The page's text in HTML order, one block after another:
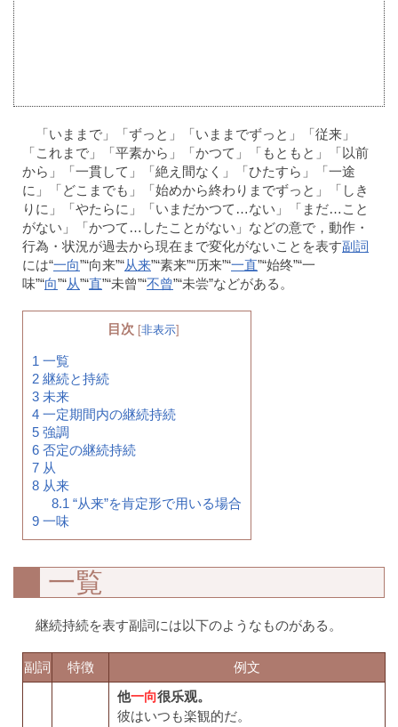
「いままで」「ずっと」「いままでずっと」「従来」
「これまで」「平素から」「かつて」「もともと」「以前
から」「一貫して」「絶え間なく」「ひたすら」「一途
に」「どこまでも」「始めから終わりまでずっと」「しき
りに」「やたらに」「いまだかつて…ない」「まだ…こと
がない」「かつて…したことがない」などの意で，動作・
行為・状況が過去から現在まで変化がないことを表す副詞
には“一向”“向来”“从来”“素来”“历来”“一直”“始终”“一
味”“向”“从”“直”“未曾”“不曾”“未尝”などがある。
目次 [非表示]
1 一覧
2 継続と持続
3 未来
4 一定期間内の継続持続
5 強調
6 否定の継続持続
7 从
8 从来
8.1 “从来”を肯定形で用いる場合
9 一味
一覧
継続持続を表す副詞には以下のようなものがある。
副詞 特徴 例文
他一向很乐观。
彼はいつも楽観的だ。